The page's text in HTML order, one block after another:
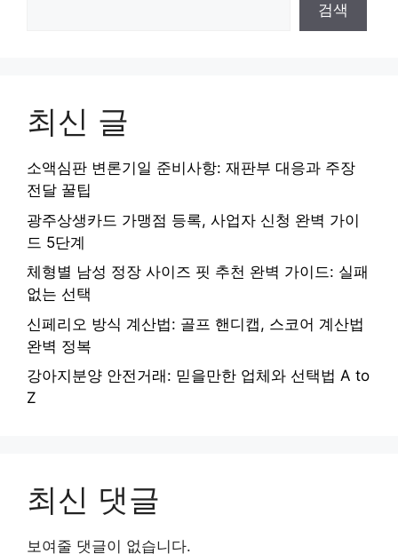
검색
최신 글
소액심판 변론기일 준비사항: 재판부 대응과 주장
전달 꿀팁
광주상생카드 가맹점 등록, 사업자 신청 완벽 가이
드 5단계
체형별 남성 정장 사이즈 핏 추천 완벽 가이드: 실패
없는 선택
신페리오 방식 계산법: 골프 핸디캡, 스코어 계산법
완벽 정복
강아지분양 안전거래: 믿을만한 업체와 선택법 A to
Z
최신 댓글
보여줄 댓글이 없습니다.